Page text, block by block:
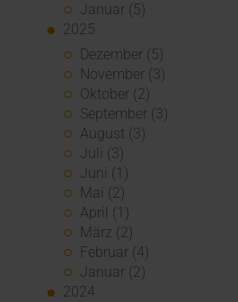
Januar (5)
2025
Dezember (5)
November (3)
Oktober (2)
September (3)
August (3)
Juli (3)
Juni (1)
Mai (2)
April (1)
März (2)
Februar (4)
Januar (2)
2024